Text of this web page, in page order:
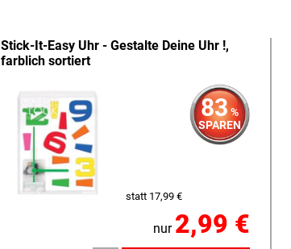
Stick-It-Easy Uhr - Gestalte Deine Uhr !,
farblich sortiert
83 %
SPAREN
statt 17,99 €
nur 2,99 €